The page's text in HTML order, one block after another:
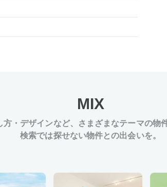
MIX
方・デザインなど、
さまざまなテーマの物
検索では探せない物件との出会いを。